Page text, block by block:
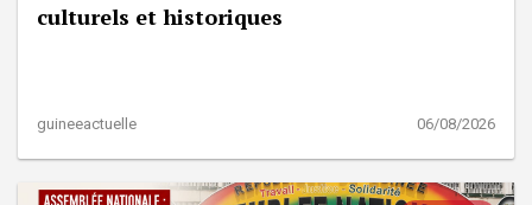
culturels et historiques
guineeactuelle 06/08/2026